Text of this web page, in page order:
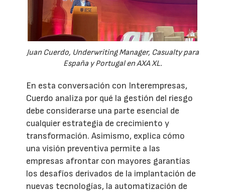
Juan Cuerdo, Underwriting Manager, Casualty para
España y Portugal en AXA XL.
En esta conversación con Interempresas,
Cuerdo analiza por qué la gestión del riesgo
debe considerarse una parte esencial de
cualquier estrategia de crecimiento y
transformación. Asimismo, explica cómo
una visión preventiva permite a las
empresas afrontar con mayores garantías
los desafíos derivados de la implantación de
nuevas tecnologías, la automatización de